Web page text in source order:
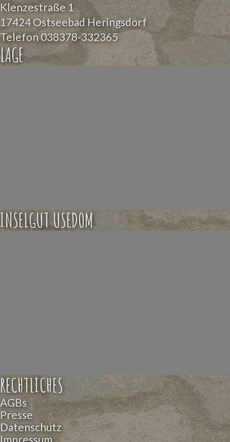
Klenzestraße 1
17424 Ostseebad Heringsdorf
Telefon038378-332365
LAGE
INSELGUT USEDOM
RECHTLICHES
AGBs
Presse
Datenschutz
Impressum